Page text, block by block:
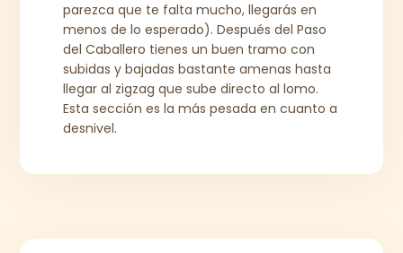
parezca que te falta mucho, llegarás en
menos de lo esperado). Después del Paso
del Caballero tienes un buen tramo con
subidas y bajadas bastante amenas hasta
llegar al zigzag que sube directo al lomo.
Esta sección es la más pesada en cuanto a
desnivel.